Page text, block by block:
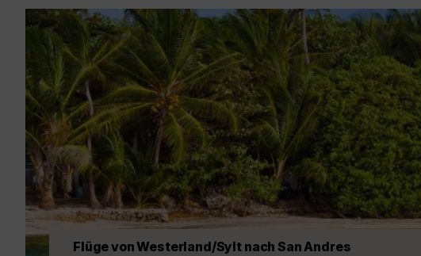
Flüge von Westerland/Sylt nach San Andres